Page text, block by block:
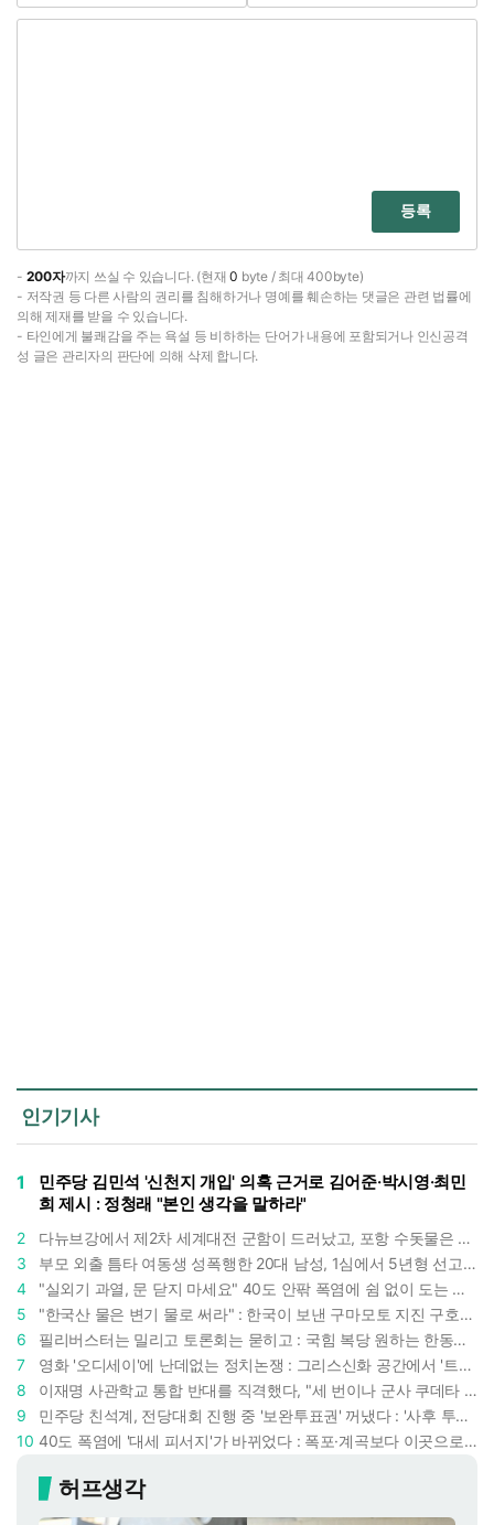
등록
- 200자까지 쓰실 수 있습니다. (현재0 byte / 최대 400byte)
- 저작권 등 다른 사람의 권리를 침해하거나 명예를 훼손하는 댓글은 관련 법률에
의해 제재를 받을 수 있습니다.
- 타인에게 불쾌감을 주는 욕설 등 비하하는 단어가 내용에 포함되거나 인신공격
성 글은 관리자의 판단에 의해 삭제 합니다.
인기기사
1
민주당 김민석 '신천지 개입' 의혹 근거로 김어준·박시영·최민
희 제시 : 정청래 "본인 생각을 말하라"
2
다뉴브강에서 제2차 세계대전 군함이 드러났고, 포항 수돗물은 갑자기 짜졌다 : 폭염·가뭄이 만든 낯선 풍경
3
부모 외출 틈타 여동생 성폭행한 20대 남성, 1심에서 5년형 선고 : 친족 간 '암수범죄'의 심각성
4
"실외기 과열, 문 닫지 마세요" 40도 안팎 폭염에 쉼 없이 도는 에어컨 : 화재 위험 경고등!
5
"한국산 물은 변기 물로 써라" : 한국이 보낸 구마모토 지진 구호품에 한 일본인의 '어처구니 없는' 반응
6
필리버스터는 밀리고 토론회는 묻히고 : 국힘 복당 원하는 한동훈, '검사 정치'의 한계만 드러내나
7
영화 '오디세이'에 난데없는 정치논쟁 : 그리스신화 공간에서 '트럼프 전쟁의 참혹함'이 보인다
8
이재명 사관학교 통합 반대를 직격했다, "세 번이나 군사 쿠데타 했는데 압도적 지위"
9
민주당 친석계, 전당대회 진행 중 '보완투표권' 꺼냈다 : '사후 투표 허용' 무리수에 정청래 "투표 쿠데타"
10
40도 폭염에 '대세 피서지'가 바뀌었다 : 폭포·계곡보다 이곳으로 더 몰린다
허프생각